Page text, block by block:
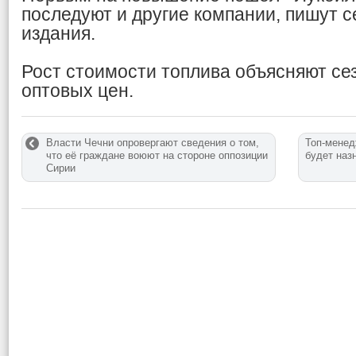
последуют и другие компании, пишут
издания.
Рост стоимости топлива объясняют
оптовых цен.
Власти Чечни опровергают сведения о том,
что её граждане воюют на стороне оппозиции
Сирии
Топ-
будет